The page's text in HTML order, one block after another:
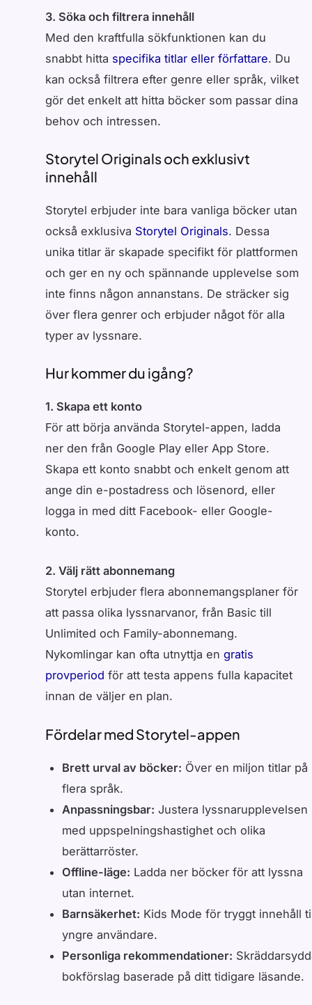
3. Söka och filtrera innehåll
Med den kraftfulla sökfunktionen kan du
snabbt hitta specifika titlar eller författare. Du
kan också filtrera efter genre eller språk, vilket
gör det enkelt att hitta böcker som passar dina
behov och intressen.
Storytel Originals och exklusivt
innehåll
Storytel erbjuder inte bara vanliga böcker utan
också exklusiva Storytel Originals. Dessa
unika titlar är skapade specifikt för plattformen
och ger en ny och spännande upplevelse som
inte finns någon annanstans. De sträcker sig
över flera genrer och erbjuder något för alla
typer av lyssnare.
Hur kommer du igång?
1. Skapa ett konto
För att börja använda Storytel-appen, ladda
ner den från Google Play eller App Store.
Skapa ett konto snabbt och enkelt genom att
ange din e-postadress och lösenord, eller
logga in med ditt Facebook- eller Google-
konto.
2. Välj rätt abonnemang
Storytel erbjuder flera abonnemangsplaner för
att passa olika lyssnarvanor, från Basic till
Unlimited och Family-abonnemang.
Nykomlingar kan ofta utnyttja en gratis
provperiod för att testa appens fulla kapacitet
innan de väljer en plan.
Fördelar med Storytel-appen
Brett urval av böcker: Över en miljon titlar på
flera språk.
Anpassningsbar: Justera lyssnarupplevelsen
med uppspelningshastighet och olika
berättarröster.
Offline-läge: Ladda ner böcker för att lyssna
utan internet.
Barnsäkerhet: Kids Mode för tryggt innehåll
yngre användare.
Personliga rekommendationer:
bokförslag baserade på ditt tidigare läsande.